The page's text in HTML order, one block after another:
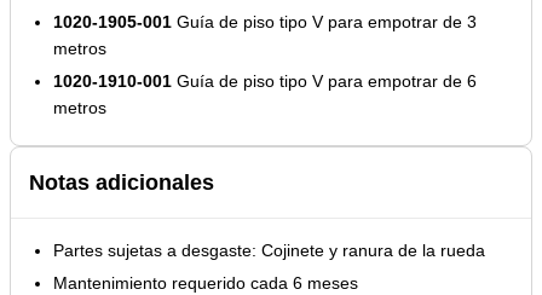
1020-1905-001 Guía de piso tipo V para empotrar de 3
metros
1020-1910-001 Guía de piso tipo V para empotrar de 6
metros
Notas adicionales
Partes sujetas a desgaste: Cojinete y ranura de la rueda
Mantenimiento requerido cada 6 meses